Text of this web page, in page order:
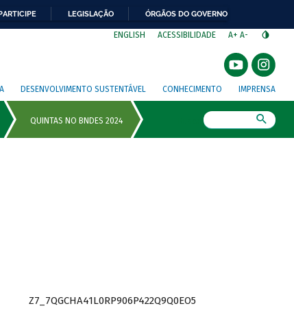
LEGISLAÇÃO ÓRGÃOS DO GOVERNO
ENGLISH ACESSIBILIDADE A+ A-
DESENVOLVIMENTO SUSTENTÁVEL CONHECIMENTO IMPRENSA
Z7_7QGCHA41L0RP906P422Q9Q0EO5